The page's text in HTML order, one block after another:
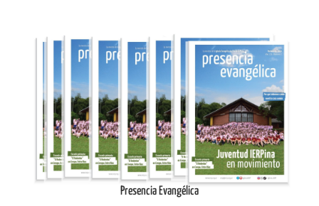
Ingresar
Presencia Evangélica